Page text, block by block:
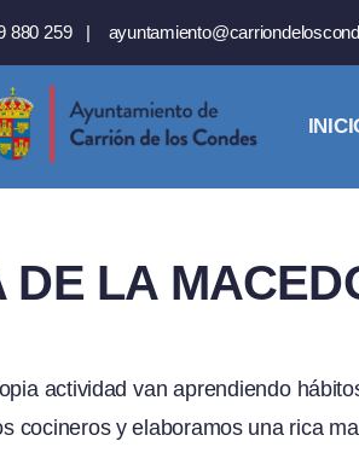
880 259 |
DE LA
actividad van aprendiendo
cocineros y elaboramos una rica